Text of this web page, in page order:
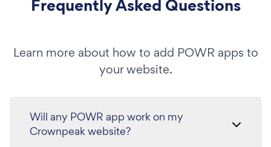
Frequently Asked Questions
Learn more about how to add POWR apps to
your website.
Will any POWR app work on my
Crownpeak website?